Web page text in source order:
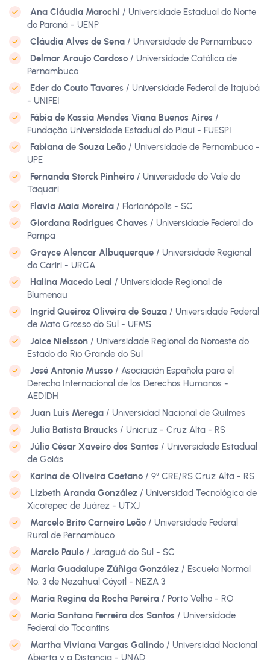
Ana Cláudia Marochi / Universidade Estadual do Norte
do Paraná - UENP
Cláudia Alves de Sena / Universidade de Pernambuco
Delmar Araujo Cardoso / Universidade Católica de
Pernambuco
Eder do Couto Tavares / Universidade Federal de Itajubá
- UNIFEI
Fábia de Kassia Mendes Viana Buenos Aires /
Fundação Universidade Estadual do Piauí - FUESPI
Fabiana de Souza Leão / Universidade de Pernambuco -
UPE
Fernanda Storck Pinheiro / Universidade do Vale do
Taquari
Flavia Maia Moreira / Florianópolis - SC
Giordana Rodrigues Chaves / Universidade Federal do
Pampa
Grayce Alencar Albuquerque / Universidade Regional
do Cariri - URCA
Halina Macedo Leal / Universidade Regional de
Blumenau
Ingrid Queiroz Oliveira de Souza / Universidade Federal
de Mato Grosso do Sul - UFMS
Joice Nielsson / Universidade Regional do Noroeste do
Estado do Rio Grande do Sul
José Antonio Musso / Asociación Española para el
Derecho Internacional de los Derechos Humanos -
AEDIDH
Juan Luis Merega / Universidad Nacional de Quilmes
Julia Batista Braucks / Unicruz - Cruz Alta - RS
Júlio César Xaveiro dos Santos / Universidade Estadual
de Goiás
Karina de Oliveira Caetano / 9⁰ CRE/RS Cruz Alta - RS
Lizbeth Aranda González / Universidad Tecnológica de
Xicotepec de Juárez - UTXJ
Marcelo Brito Carneiro Leão / Universidade Federal
Rural de Pernambuco
Marcio Paulo / Jaraguá do Sul - SC
María Guadalupe Zúñiga González / Escuela Normal
No. 3 de Nezahual Cóyotl - NEZA 3
Maria Regina da Rocha Pereira / Porto Velho - RO
Maria Santana Ferreira dos Santos / Universidade
Federal do Tocantins
Martha Viviana Vargas Galindo / Universidad Nacional
Abierta y a Distancia - UNAD